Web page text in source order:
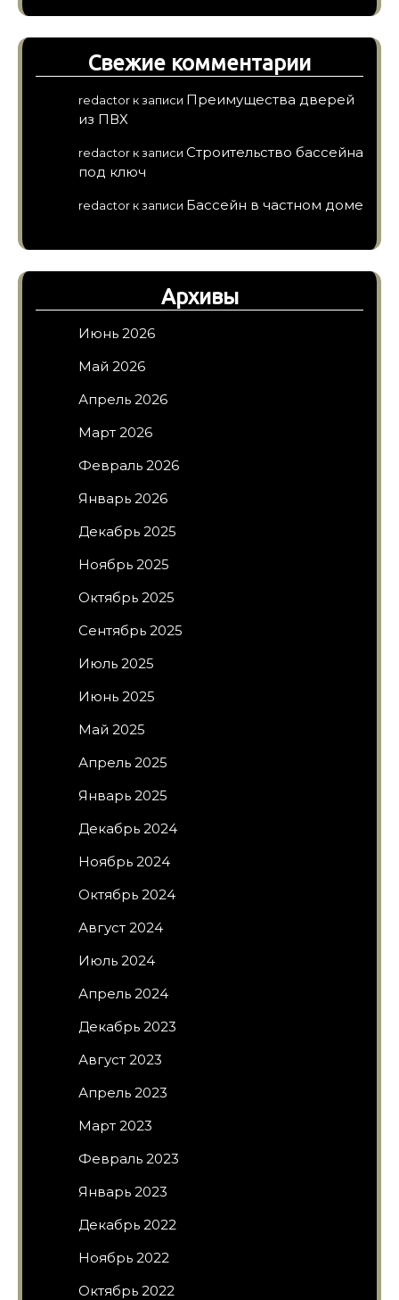
Свежие комментарии
redactor к записи Преимущества дверей
из ПВХ
redactor к записи Строительство бассейна
под ключ
redactor к записи Бассейн в частном доме
Архивы
Июнь 2026
Май 2026
Апрель 2026
Март 2026
Февраль 2026
Январь 2026
Декабрь 2025
Ноябрь 2025
Октябрь 2025
Сентябрь 2025
Июль 2025
Июнь 2025
Май 2025
Апрель 2025
Январь 2025
Декабрь 2024
Ноябрь 2024
Октябрь 2024
Август 2024
Июль 2024
Апрель 2024
Декабрь 2023
Август 2023
Апрель 2023
Март 2023
Февраль 2023
Январь 2023
Декабрь 2022
Ноябрь 2022
Октябрь 2022